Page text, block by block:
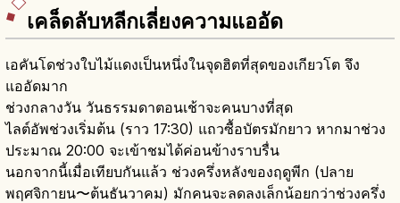
เคล็ดลับหลีกเลี่ยงความแออัด
เอคันโดช่วงใบไม้แดงเป็นหนึ่งในจุดฮิตที่สุดของเกียวโต จึง
แออัดมาก
ช่วงกลางวัน วันธรรมดาตอนเช้าจะคนบางที่สุด
ไลต์อัพช่วงเริ่มต้น (ราว 17:30) แถวซื้อบัตรมักยาว หากมาช่วง
ประมาณ 20:00 จะเข้าชมได้ค่อนข้างราบรื่น
นอกจากนี้เมื่อเทียบกันแล้ว ช่วงครึ่งหลังของฤดูพีก (ปลาย
พฤศจิกายน〜ต้นธันวาคม) มักคนจะลดลงเล็กน้อยกว่าช่วงครึ่ง